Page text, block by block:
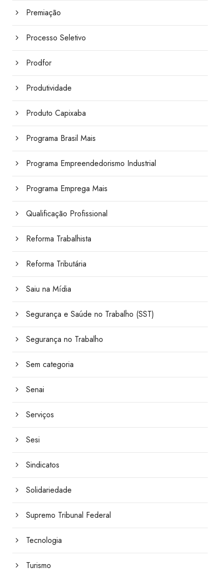
Premiação
Processo Seletivo
Prodfor
Produtividade
Produto Capixaba
Programa Brasil Mais
Programa Empreendedorismo Industrial
Programa Emprega Mais
Qualificação Profissional
Reforma Trabalhista
Reforma Tributária
Saiu na Mídia
Segurança e Saúde no Trabalho (SST)
Segurança no Trabalho
Sem categoria
Senai
Serviços
Sesi
Sindicatos
Solidariedade
Supremo Tribunal Federal
Tecnologia
Turismo